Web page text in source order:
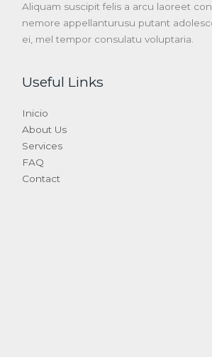
Aliquam suscipit felis a arcu laoreet
nemore appellanturusu putant
ei, mel tempor consulatu voluptaria.
Useful Links
Inicio
About Us
Services
FAQ
Contact